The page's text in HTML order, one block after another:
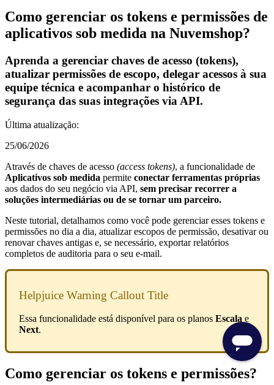
Como gerenciar os tokens e permissões de
aplicativos sob medida na Nuvemshop?
Aprenda a gerenciar chaves de acesso (tokens),
atualizar permissões de escopo, delegar acessos à sua
equipe técnica e acompanhar o histórico de
segurança das suas integrações via API.
Última atualização:
25/06/2026
Através de chaves de acesso (access tokens), a funcionalidade de
Aplicativos sob medida permite conectar ferramentas próprias
aos dados do seu negócio via API, sem precisar recorrer a
soluções intermediárias ou de se tornar um parceiro.
Neste tutorial, detalhamos como você pode gerenciar esses tokens e
permissões no dia a dia, atualizar escopos de permissão, desativar ou
renovar chaves antigas e, se necessário, exportar relatórios
completos de auditoria para o seu e-mail.
Helpjuice Warning Callout Title
Essa funcionalidade está disponível para os planos Escala e
Next.
Como gerenciar os tokens e permissões?